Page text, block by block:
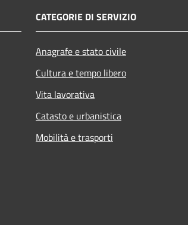
CATEGORIE DI SERVIZIO
Anagrafe e stato civile
Cultura e tempo libero
Vita lavorativa
Catasto e urbanistica
Mobilità e trasporti